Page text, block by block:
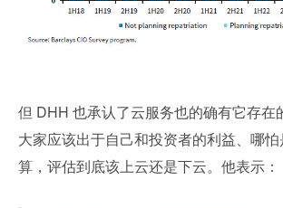
但 DHH 也承认了云服务也的确有它存在
大家应该出于自己和投资者的利益、哪
算，评估到底该上云还是下云。他表示：